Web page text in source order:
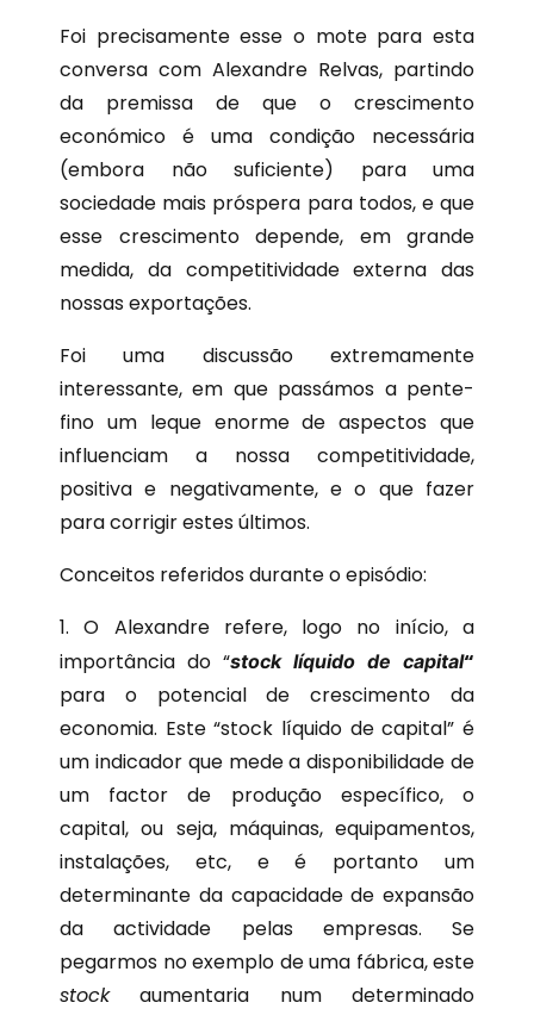
Foi precisamente esse o mote para esta
conversa com Alexandre Relvas, partindo
da premissa de que o crescimento
económico é uma condição necessária
(embora não suficiente) para uma
sociedade mais próspera para todos, e que
esse crescimento depende, em grande
medida, da competitividade externa das
nossas exportações.
Foi uma discussão extremamente
interessante, em que passámos a pente-
fino um leque enorme de aspectos que
influenciam a nossa competitividade,
positiva e negativamente, e o que fazer
para corrigir estes últimos.
Conceitos referidos durante o episódio:
1. O Alexandre refere, logo no início, a
importância do “stock líquido de capital“
para o potencial de crescimento da
economia. Este “stock líquido de capital” é
um indicador que mede a disponibilidade de
um factor de produção específico, o
capital, ou seja, máquinas, equipamentos,
instalações, etc, e é portanto um
determinante da capacidade de expansão
da actividade pelas empresas.
Se
pegarmos no exemplo de uma fábrica, este
stock
aumentaria num determinado